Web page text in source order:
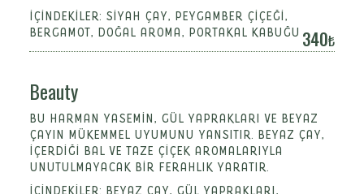
İÇINDEKILER: SIYAH ÇAY, PEYGAMBER ÇIÇEĞI,
BERGAMOT, DOĞAL AROMA, PORTAKAL KABUĞU 340
Beauty
BU HARMAN YASEMIN, GÜL YAPRAKLARI VE BEYAZ
ÇAYIN MÜKEMMEL UYUMUNU YANSITIR. BEYAZ ÇAY,
IÇERDIĞI BAL VE TAZE ÇIÇEK AROMALARIYLA
UNUTULMAYACAK BIR FERAHLIK YARATIR.
İÇINDEKILER: BEYAZ ÇAY, GÜL YAPRAKLARI,